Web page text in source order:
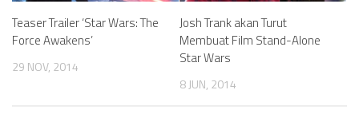
Teaser Trailer ‘Star Wars: The
Force Awakens’
29 NOV, 2014
Josh Trank akan Turut
Membuat Film Stand-Alone
Star Wars
8 JUN, 2014